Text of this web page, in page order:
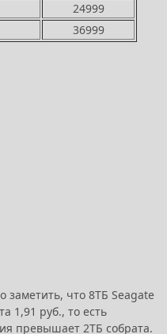
24999
36999
заметить, что 8ТБ Seagate
1,91 руб., то есть
превышает 2ТБ собрата.